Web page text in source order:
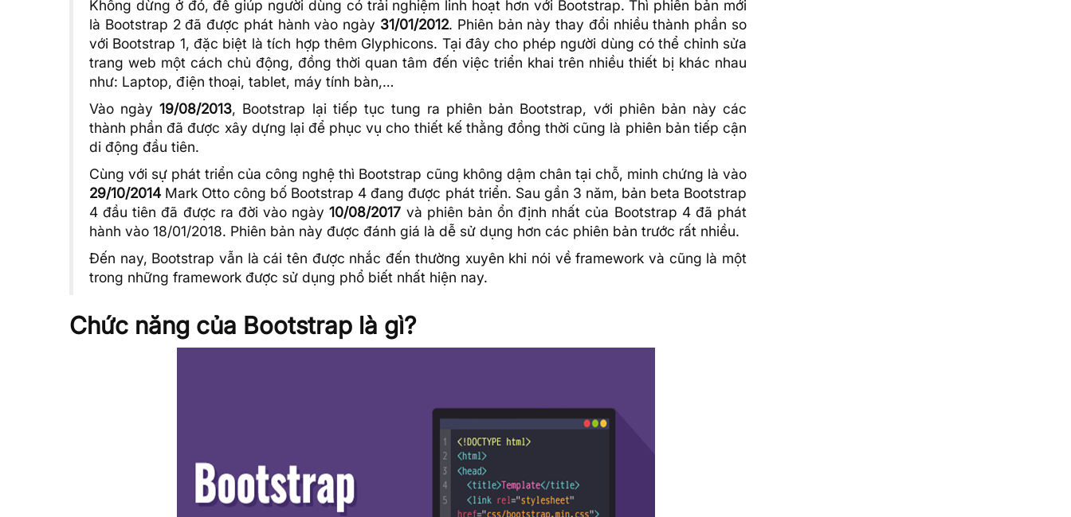
Không dừng ở đó, để giúp người dùng có trải nghiệm linh hoạt hơn với Bootstrap. Thì phiên bản mới
là Bootstrap 2 đã được phát hành vào ngày 31/01/2012. Phiên bản này thay đổi nhiều thành phần so
với Bootstrap 1, đặc biệt là tích hợp thêm Glyphicons. Tại đây cho phép người dùng có thể chỉnh sửa
trang web một cách chủ động, đồng thời quan tâm đến việc triển khai trên nhiều thiết bị khác nhau
như: Laptop, điện thoại, tablet, máy tính bàn,…
Vào ngày19/08/2013, Bootstrap lại tiếp tục tung ra phiên bản Bootstrap, với phiên bản này các
thành phần đã được xây dựng lại để phục vụ cho thiết kế thằng đồng thời cũng là phiên bản tiếp cận
di động đầu tiên.
Cùng với sự phát triển của công nghệ thì Bootstrap cũng không dậm chân tại chỗ, minh chứng là vào
29/10/2014 Mark Otto công bố Bootstrap 4 đang được phát triển. Sau gần 3 năm, bản beta Bootstrap
4 đầu tiên đã được ra đời vào ngày10/08/2017 và phiên bản ổn định nhất của Bootstrap 4 đã phát
hành vào 18/01/2018. Phiên bản này được đánh giá là dễ sử dụng hơn các phiên bản trước rất nhiều.
Đến nay, Bootstrap vẫn là cái tên được nhắc đến thường xuyên khi nói về framework và cũng là một
trong những framework được sử dụng phổ biết nhất hiện nay.
Chức năng của Bootstrap là gì?